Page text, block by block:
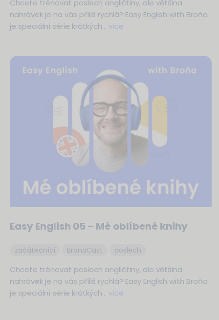
Chcete trénovat poslech angličtiny, ale většina
nahrávek je na vás příliš rychlá? Easy English with Broňa
je speciální série krátkých… více
Easy English 05 – Mé oblíbené knihy
začátečníci BroňaCast poslech
Chcete trénovat poslech angličtiny, ale většina
nahrávek je na vás příliš rychlá? Easy English with Broňa
je speciální série krátkých… více